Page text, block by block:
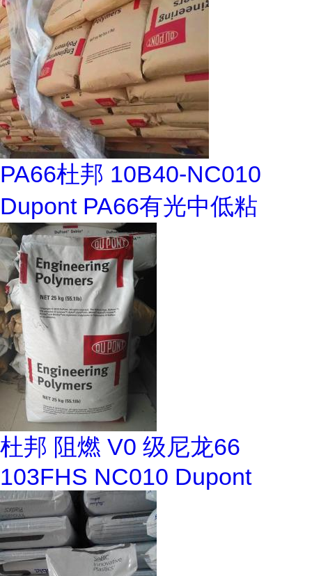
PA66杜邦 10B40-NC010
Dupont PA66有光中低粘
杜邦 阻燃 V0 级尼龙66
103FHS NC010 Dupont